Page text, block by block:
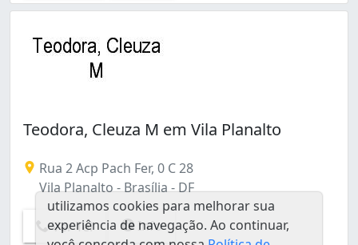
Teodora, Cleuza M em Vila Planalto
Rua 2 Acp Pach Fer, 0 C 28
Vila Planalto - Brasília - DF
Ver Tel Info
utilizamos cookies para melhorar sua
experiência de navegação. Ao continuar,